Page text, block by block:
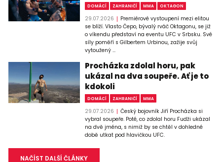
DOMÁCÍ ZAHRANIČÍ MMA OKTAGON
29.07.2026
Premiérové vystoupení mezi elitou
se blíží. Vlasto Čepo, bývalý rváč Oktagonu, se již
o víkendu představí na eventu UFC v Srbsku. Své
síly poměří s Gilbertem Urbinou, zažije svůj
vytoužený ...
Procházka zdolal horu, pak
ukázal na dva soupeře. Ať je to
kdokoli
DOMÁCÍ ZAHRANIČÍ MMA
29.07.2026
Český bojovník Jiří Procházka si
vybral soupeře. Poté, co zdolal horu Fudži ukázal
na dvě jména, s nimiž by se chtěl v dohledné
době utkat pod hlavičkou UFC.
NAČÍST DALŠÍ ČLÁNKY